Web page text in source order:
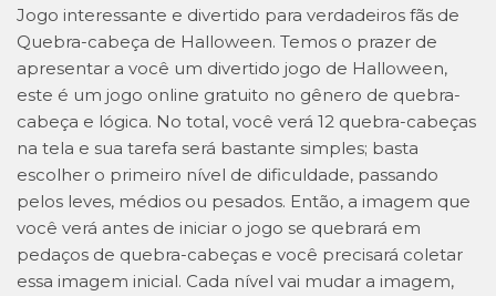
Jogo interessante e divertido para verdadeiros fãs de
Quebra-cabeça de Halloween. Temos o prazer de
apresentar a você um divertido jogo de Halloween,
este é um jogo online gratuito no gênero de quebra-
cabeça e lógica. No total, você verá 12 quebra-cabeças
na tela e sua tarefa será bastante simples; basta
escolher o primeiro nível de dificuldade, passando
pelos leves, médios ou pesados. Então, a imagem que
você verá antes de iniciar o jogo se quebrará em
pedaços de quebra-cabeças e você precisará coletar
essa imagem inicial. Cada nível vai mudar a imagem,